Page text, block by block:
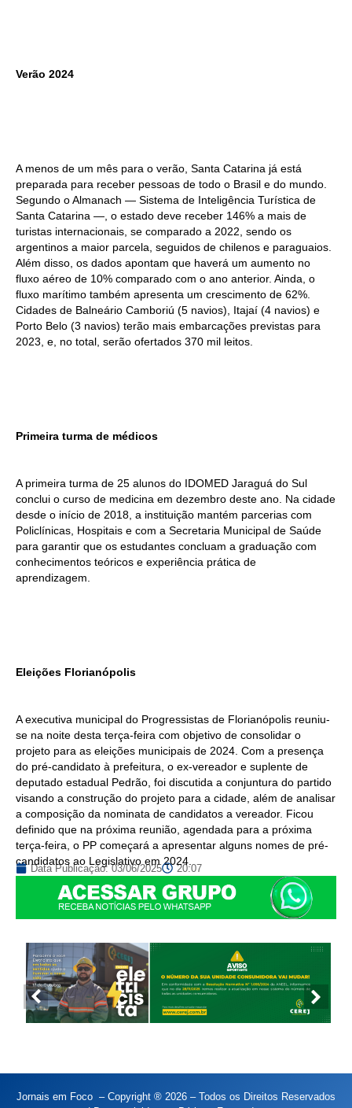
Verão 2024
A menos de um mês para o verão, Santa Catarina já está
preparada para receber pessoas de todo o Brasil e do mundo.
Segundo o Almanach — Sistema de Inteligência Turística de
Santa Catarina —, o estado deve receber 146% a mais de
turistas internacionais, se comparado a 2022, sendo os
argentinos a maior parcela, seguidos de chilenos e paraguaios.
Além disso, os dados apontam que haverá um aumento no
fluxo aéreo de 10% comparado com o ano anterior. Ainda, o
fluxo marítimo também apresenta um crescimento de 62%.
Cidades de Balneário Camboriú (5 navios), Itajaí (4 navios) e
Porto Belo (3 navios) terão mais embarcações previstas para
2023, e, no total, serão ofertados 370 mil leitos.
Primeira turma de médicos
A primeira turma de 25 alunos do IDOMED Jaraguá do Sul
conclui o curso de medicina em dezembro deste ano. Na cidade
desde o início de 2018, a instituição mantém parcerias com
Policlínicas, Hospitais e com a Secretaria Municipal de Saúde
para garantir que os estudantes concluam a graduação com
conhecimentos teóricos e experiência prática de
aprendizagem.
Eleições Florianópolis
A executiva municipal do Progressistas de Florianópolis reuniu-
se na noite desta terça-feira com objetivo de consolidar o
projeto para as eleições municipais de 2024. Com a presença
do pré-candidato à prefeitura, o ex-vereador e suplente de
deputado estadual Pedrão, foi discutida a conjuntura do partido
visando a construção do projeto para a cidade, além de analisar
a composição da nominata de candidatos a vereador. Ficou
definido que na próxima reunião, agendada para a próxima
terça-feira, o PP começará a apresentar alguns nomes de pré-
candidatos ao Legislativo em 2024.
Data Publicação:03/06/2025 20:07
Jornais em Foco – Copyright ® 2026 – Todos os Direitos Reservados